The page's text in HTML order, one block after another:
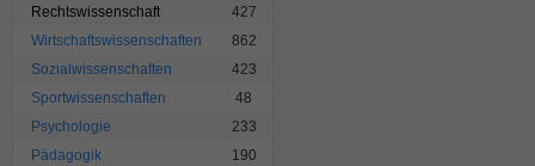
Rechtswissenschaft
427
Wirtschaftswissenschaften
862
Sozialwissenschaften
423
Sportwissenschaften
48
Psychologie
233
Pädagogik
190